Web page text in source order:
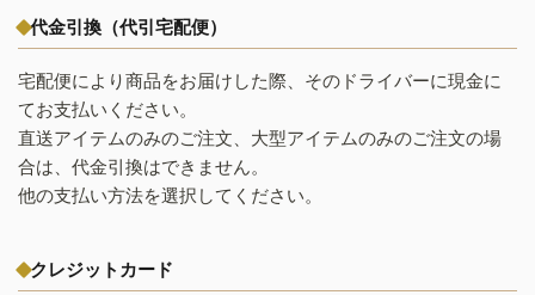
代金引換（代引宅配便）
宅配便により商品をお届けした際、そのドライバーに現金に
てお支払いください。
直送アイテムのみのご注文、大型アイテムのみのご注文の場
合は、代金引換はできません。
他の支払い方法を選択してください。
クレジットカード